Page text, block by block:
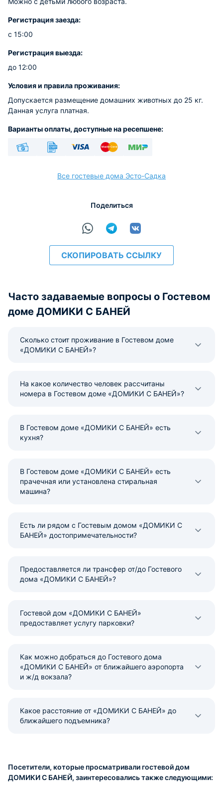
Регистрация заезда:
с 15:00
Регистрация выезда:
до 12:00
Условия и правила проживания:
Допускается размещение домашних животных до 25 кг.
Данная услуга платная.
Варианты оплаты, доступные на ресепшене:
Все гостевые дома Эсто-Садка
Поделиться
СКОПИРОВАТЬ ССЫЛКУ
Часто задаваемые вопросы о Гостевом
доме ДОМИКИ С БАНЕЙ
Сколько стоит проживание в Гостевом доме
«ДОМИКИ С БАНЕЙ»?
На какое количество человек рассчитаны
номера в Гостевом доме «ДОМИКИ С БАНЕЙ»?
В Гостевом доме «ДОМИКИ С БАНЕЙ» есть
кухня?
В Гостевом доме «ДОМИКИ С БАНЕЙ» есть
прачечная или установлена стиральная
машина?
Есть ли рядом с Гостевым домом «ДОМИКИ С
БАНЕЙ» достопримечательности?
Предоставляется ли трансфер от/до Гостевого
дома «ДОМИКИ С БАНЕЙ»?
Гостевой дом «ДОМИКИ С БАНЕЙ»
предоставляет услугу парковки?
Как можно добраться до Гостевого дома
«ДОМИКИ С БАНЕЙ» от ближайшего аэропорта
и ж/д вокзала?
Какое расстояние от «ДОМИКИ С БАНЕЙ» до
ближайшего подъемника?
Посетители, которые просматривали гостевой дом
ДОМИКИ С БАНЕЙ, заинтересовались также следующими: